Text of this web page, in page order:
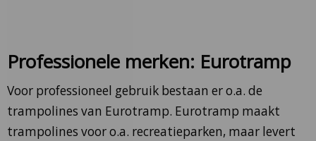
Professionele merken: Eurotramp
Voor professioneel gebruik bestaan er o.a. de
trampolines van Eurotramp. Eurotramp maakt
trampolines voor o.a. recreatieparken, maar levert